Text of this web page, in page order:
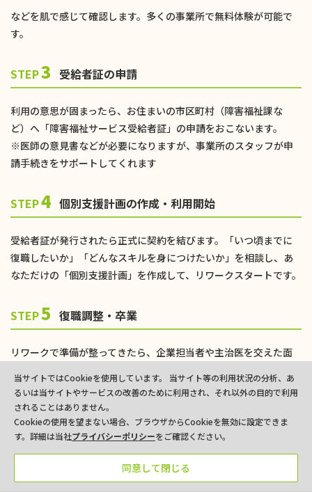
などを肌で感じて確認します。多くの事業所で無料体験が可能で
す。
STEP3 受給者証の申請
利用の意思が固まったら、お住まいの市区町村（障害福祉課な
ど）へ「障害福祉サービス受給者証」の申請をおこないます。
※医師の意見書などが必要になりますが、事業所のスタッフが申
請手続きをサポートしてくれます
STEP4 個別支援計画の作成・利用開始
受給者証が発行されたら正式に契約を結びます。「いつ頃までに
復職したいか」「どんなスキルを身につけたいか」を相談し、あ
なただけの「個別支援計画」を作成して、リワークスタートです。
STEP5 復職調整・卒業
リワークで準備が整ってきたら、企業担当者や主治医を交えた面
し、試し出勤などを経て、晴れて復職（卒業）となります。
失敗しないリワーク施設の選び方
3つのコツ
パンフレット 事業所一覧 お問い合わせ お電話
当サイトではCookieを使用しています。 当サイト等の利用状況の分析、あ
るいは当サイトやサービスの改善のために利用され、それ以外の目的で利用
されることはありません。
Cookieの使用を望まない場合、ブラウザからCookieを無効に設定できま
す。詳細は当社プライバシーポリシーをご確認ください。
同意して閉じる